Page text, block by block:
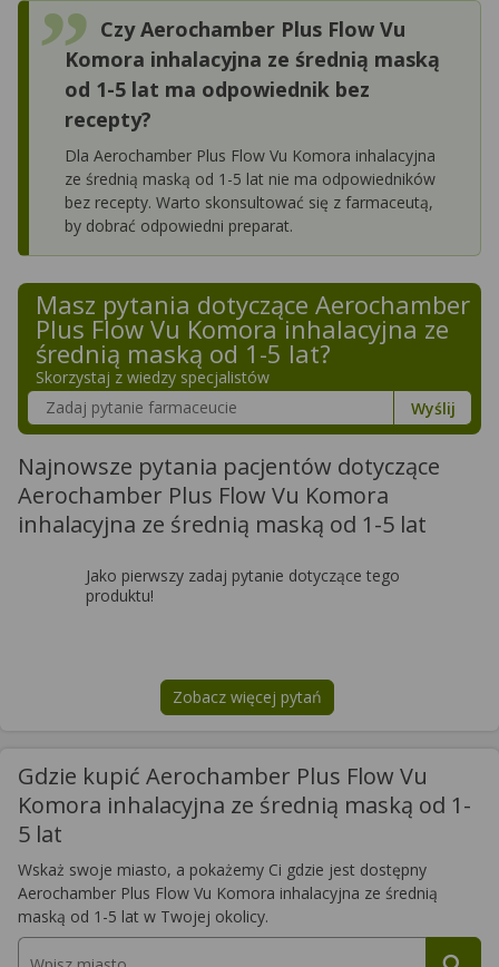
Czy Aerochamber Plus Flow Vu
Komora inhalacyjna ze średnią maską
od 1-5 lat ma odpowiednik bez
recepty?
Dla Aerochamber Plus Flow Vu Komora inhalacyjna
ze średnią maską od 1-5 lat nie ma odpowiedników
bez recepty. Warto skonsultować się z farmaceutą,
by dobrać odpowiedni preparat.
Masz pytania dotyczące Aerochamber
Plus Flow Vu Komora inhalacyjna ze
średnią maską od 1-5 lat?
Skorzystaj z wiedzy specjalistów
Szukaj w poradnikach o zdrowiu
Wyślij
Najnowsze pytania pacjentów dotyczące
Aerochamber Plus Flow Vu Komora
inhalacyjna ze średnią maską od 1-5 lat
Jako pierwszy zadaj pytanie dotyczące tego
produktu!
Zobacz więcej pytań
na tematAerochamber Plus Flow
Gdzie kupić Aerochamber Plus Flow Vu
Komora inhalacyjna ze średnią maską od 1-
5 lat
Wskaż swoje miasto, a pokażemy Ci gdzie jest dostępny
Aerochamber Plus Flow Vu Komora inhalacyjna ze średnią
maską od 1-5 lat w Twojej okolicy.